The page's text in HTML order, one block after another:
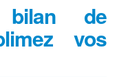
de
vos